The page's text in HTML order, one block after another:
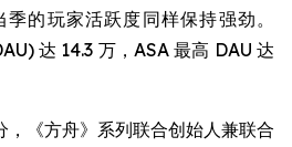
的玩家活跃度同样保持强劲。
达 14.3 万，ASA 最高 DAU 达
，《方舟》系列联合创始人兼联合